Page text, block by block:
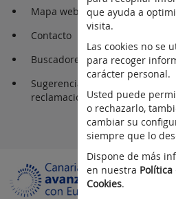
Mapa web
Contacto
Buscadores
Sugerencia y
reclamaciones
que ayuda a
visita.
Las cookies no se
para recoger
carácter personal.
Usted puede
o rechazarlo,
cambiar su
siempre que lo
Dispone de más
en nuestra Política
Cookies.